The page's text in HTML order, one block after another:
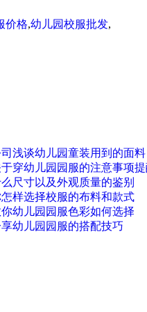
价格,幼儿园校服批发,
浅谈幼儿园童装用到的面料
穿幼儿园园服的注意事项
尺寸以及外观质量的鉴别
样选择校服的布料和款式
幼儿园园服色彩如何选择
幼儿园园服的搭配技巧